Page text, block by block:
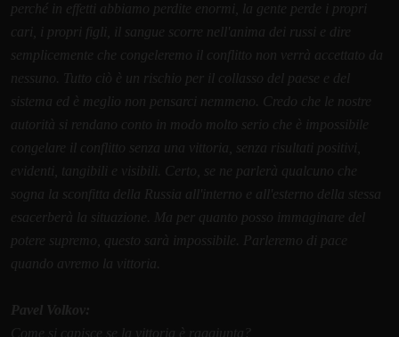
perché in effetti abbiamo perdite enormi, la gente perde i propri
cari, i propri figli, il sangue scorre nell'anima dei russi e dire
semplicemente che congeleremo il conflitto non verrà accettato da
nessuno. Tutto ciò è un rischio per il collasso del paese e del
sistema ed è meglio non pensarci nemmeno. Credo che le nostre
autorità si rendano conto in modo molto serio che è impossibile
congelare il conflitto senza una vittoria, senza risultati positivi,
evidenti, tangibili e visibili. Certo, se ne parlerà qualcuno che
sogna la sconfitta della Russia all'interno e all'esterno della stessa
esacerberà la situazione. Ma per quanto posso immaginare del
potere supremo, questo sarà impossibile. Parleremo di pace
quando avremo la vittoria.
Pavel Volkov:
Come si capisce se la vittoria è raggiunta?